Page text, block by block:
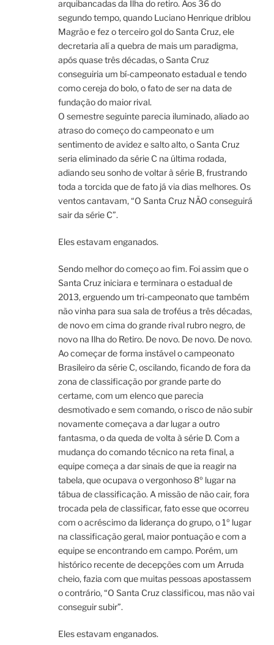
arquibancadas da Ilha do retiro. Aos 36 do
segundo tempo, quando Luciano Henrique driblou
Magrão e fez o terceiro gol do Santa Cruz, ele
decretaria alí a quebra de mais um paradigma,
após quase três décadas, o Santa Cruz
conseguiria um bí-campeonato estadual e tendo
como cereja do bolo, o fato de ser na data de
fundação do maior rival.
O semestre seguinte parecia iluminado, aliado ao
atraso do começo do campeonato e um
sentimento de avidez e salto alto, o Santa Cruz
seria eliminado da série C na última rodada,
adiando seu sonho de voltar à série B, frustrando
toda a torcida que de fato já via dias melhores. Os
ventos cantavam, “O Santa Cruz NÃO conseguirá
sair da série C”.
Eles estavam enganados.
Sendo melhor do começo ao fim. Foi assim que o
Santa Cruz iniciara e terminara o estadual de
2013, erguendo um tri-campeonato que também
não vinha para sua sala de troféus a três décadas,
de novo em cima do grande rival rubro negro, de
novo na Ilha do Retiro. De novo. De novo. De novo.
Ao começar de forma instável o campeonato
Brasileiro da série C, oscilando, ficando de fora da
zona de classificação por grande parte do
certame, com um elenco que parecia
desmotivado e sem comando, o risco de não subir
novamente começava a dar lugar a outro
fantasma, o da queda de volta à série D. Com a
mudança do comando técnico na reta final, a
equipe começa a dar sinais de que ia reagir na
tabela, que ocupava o vergonhoso 8º lugar na
tábua de classificação. A missão de não cair, fora
trocada pela de classificar, fato esse que ocorreu
com o acréscimo da liderança do grupo, o 1º lugar
na classificação geral, maior pontuação e com a
equipe se encontrando em campo. Porém, um
histórico recente de decepções com um Arruda
cheio, fazia com que muitas pessoas apostassem
o contrário, “O Santa Cruz classificou, mas não vai
conseguir subir”.
Eles estavam enganados.